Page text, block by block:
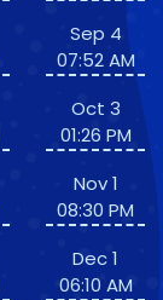
Sep 4
07:52 AM
Oct 3
01:26 PM
Nov 1
08:30 PM
Dec 1
06:10 AM